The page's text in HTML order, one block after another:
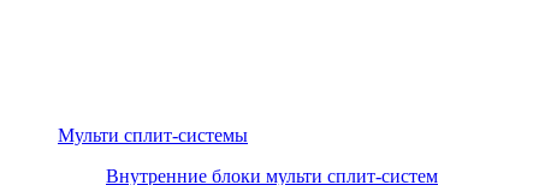
Мульти сплит-системы
Внутренние блоки мульти сплит-систем